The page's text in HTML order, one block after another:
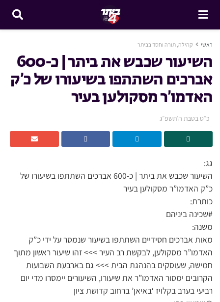
ראשי קהילה, תורה וחסד בביתר
השיעור שכבש את ביתר | כ-600
אברכים השתתפו בשיעורו של כ’ק
האדמו’ר מסקולען בעיר
כ״ט בטבת ה׳תשפ״ג
גג:
השיעור שכבש את ביתר | כ-600 אברכים השתתפו בשיעורו של
כ”ק האדמו”ר מסקולען בעיר
כותרת:
#שכינה ביניהם
משנה:
מאות אברכים חסידיים השתתפו בשיעור שנמסר על ידי כ”ק
האדמו”ר מסקולען, לבקשת רב העיר >>> זהו שיעור ראשון מתוך
חמישה, שעוסקים בהנהגת הבית >>> גם בארבעת השבועות
הקרובים ימסור האדמו”ר את שיעורו, השיעורים יימסרו מדי יום
רביעי בערב בקלויז ‘באיאן’ ברחוב קדושת ציון